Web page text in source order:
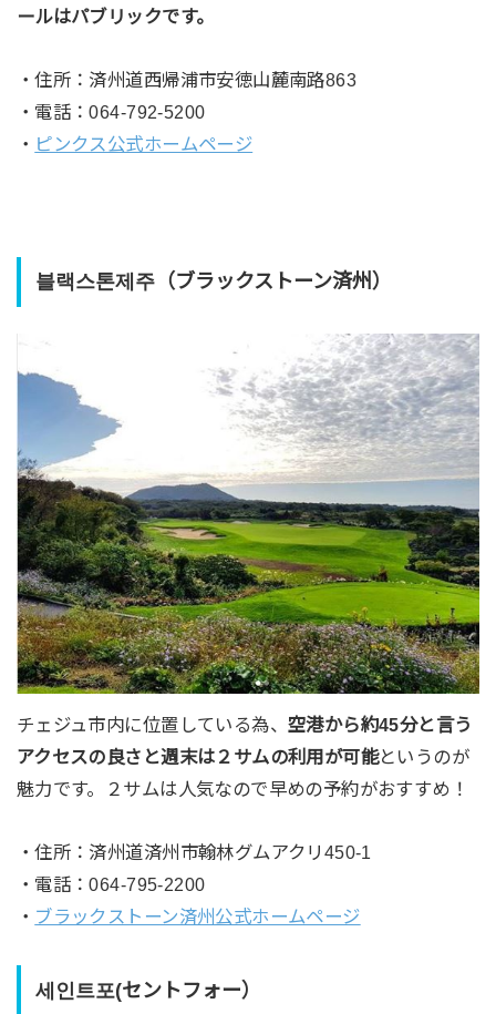
ールはパブリックです。
・住所：済州道西帰浦市安徳山麓南路863
・電話：064-792-5200
・ ピンクス公式ホームページ
블랙스톤제주（ブラックストーン済州）
チェジュ市内に位置している為、空港から約45分と言う
アクセスの良さと週末は２サムの利用が可能というのが
魅力です。２サムは人気なので早めの予約がおすすめ！
・住所：済州道済州市翰林グムアクリ450-1
・電話：064-795-2200
・ ブラックストーン済州公式ホームページ
세인트포(セントフォー）